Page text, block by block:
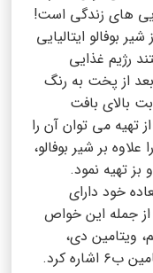
های زندگی است!
بوفالو ایتالیایی
رژیم غذایی
از پخت به رنگ
بالای بافت
تهیه می توان آن را
بر شیر بوفالو،
بز تهیه نمود.
خود دارای
جمله این خواص
ویتامین دی،
ویتامین سی، کلسیم و ویتامین ب۶ اشاره کرد.